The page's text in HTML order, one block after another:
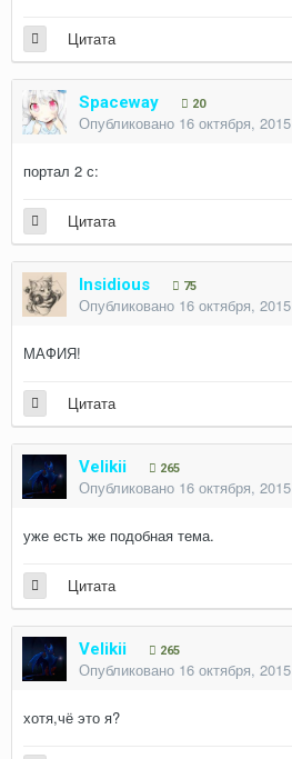
Цитата
Spaceway 20
Опубликовано 16 октября, 2015
портал 2 с:
Цитата
Insidious 75
Опубликовано 16 октября, 2015
МАФИЯ!
Цитата
Velikii 265
Опубликовано 16 октября, 2015
уже есть же подобная тема.
Цитата
Velikii 265
Опубликовано 16 октября, 2015
хотя,чё это я?